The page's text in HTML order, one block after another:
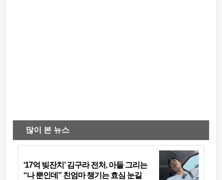
많이 본 뉴스
‘17억 빚잔치’ 김구라 전처, 아들 그리는
“나 뿐인데” 친엄마 챙기는 효심 눈길